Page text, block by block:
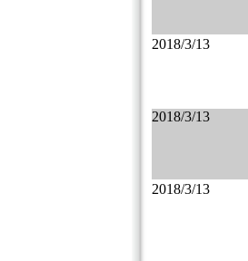
2018/3/13
2018/3/13
2018/3/13